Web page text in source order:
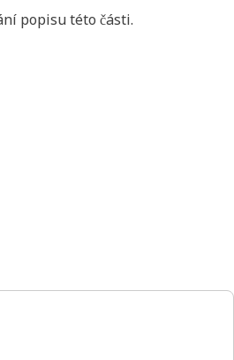
popisu této části.